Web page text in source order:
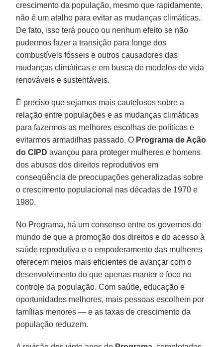
crescimento da população, mesmo que rapidamente,
não é um atalho para evitar as mudanças climáticas.
De fato, isso terá pouco ou nenhum efeito se não
pudermos fazer a transição para longe dos
combustíveis fósseis e outros causadores das
mudanças climáticas e em busca de modelos de vida
renováveis e sustentáveis.
É preciso que sejamos mais cautelosos sobre a
relação entre populações e as mudanças climáticas
para fazermos as melhores escolhas de políticas e
evitarmos armadilhas passado. O Programa de Ação
do CIPD avançou para proteger mulheres e homens
dos abusos dos direitos reprodutivos em
conseqüência de preocupações generalizadas sobre
o crescimento populacional nas décadas de 1970 e
1980.
No Programa, há um consenso entre os governos do
mundo de que a promoção dos direitos e do acesso à
saúde reprodutiva e o empoderamento das mulheres
oferecem meios mais eficientes de avançar com o
desenvolvimento do que apenas manter o foco no
controle da população. Com saúde, educação e
oportunidades melhores, mais pessoas escolhem por
famílias menores — e as taxas de crescimento da
população reduzem.